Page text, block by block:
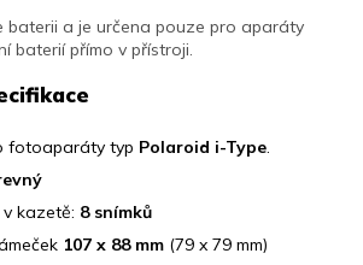
baterii a je určena pouze pro aparáty
baterií přímo v přístroji.
fotoaparáty typ Polaroid i-Type.
kazetě: 8 snímků
107 x 88 mm (79 x 79 mm)